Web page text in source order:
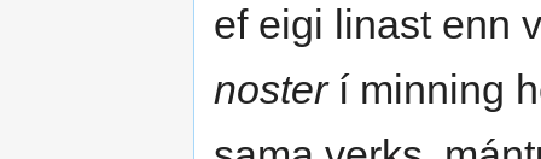
ef eigi linast enn
nosterí minning